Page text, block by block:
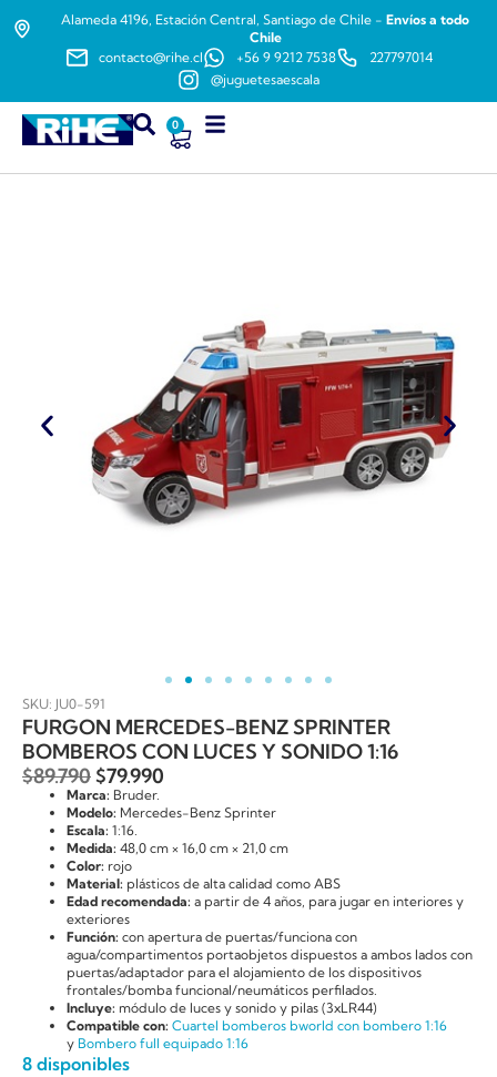
Alameda 4196, Estación Central, Santiago de Chile - Envíos a todo
Chile
contacto@rihe.cl
+56 9 9212 7538
227797014
@juguetesaescala
0
SKU: JU0-591
FURGON MERCEDES-BENZ SPRINTER
BOMBEROS CON LUCES Y SONIDO 1:16
$89.790$79.990
Marca: Bruder.
Modelo: Mercedes-Benz Sprinter
Escala: 1:16.
Medida: 48,0 cm × 16,0 cm × 21,0 cm
Color: rojo
Material: plásticos de alta calidad como ABS
Edad recomendada: a partir de 4 años, para jugar en interiores y
exteriores
Función: con apertura de puertas/funciona con
agua/compartimentos portaobjetos dispuestos a ambos lados con
puertas/adaptador para el alojamiento de los dispositivos
frontales/bomba funcional/neumáticos perfilados.
Incluye: módulo de luces y sonido y pilas (3xLR44)
Compatible con: Cuartel bomberos bworld con bombero 1:16
y Bombero full equipado 1:16
8 disponibles